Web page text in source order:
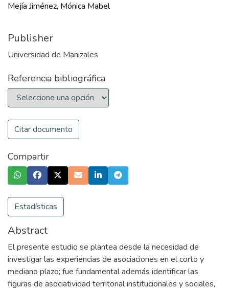
Mejía Jiménez, Mónica Mabel
Publisher
Universidad de Manizales
Referencia bibliográfica
Citar documento
Compartir
Estadísticas
Abstract
El presente estudio se plantea desde la necesidad de
investigar las experiencias de asociaciones en el corto y
mediano plazo; fue fundamental además identificar las
figuras de asociatividad territorial institucionales y sociales,